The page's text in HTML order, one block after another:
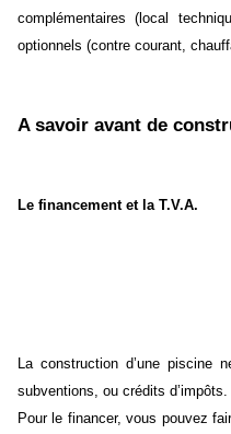
complémentaires (local
optionnels (contre courant,
A savoir avant de
Le financement et la T.V.A.
La construction d’une piscine
subventions, ou crédits d’impôts.
Pour le financer, vous pouvez